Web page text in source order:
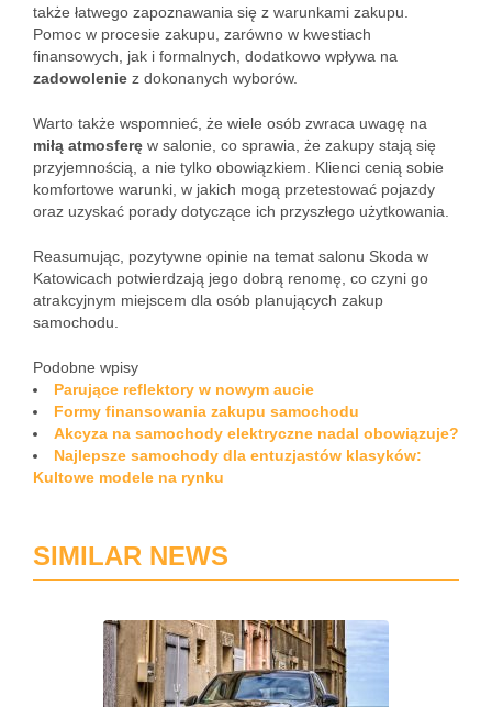
także łatwego zapoznawania się z warunkami zakupu.
Pomoc w procesie zakupu, zarówno w kwestiach
finansowych, jak i formalnych, dodatkowo wpływa na
zadowolenie z dokonanych wyborów.
Warto także wspomnieć, że wiele osób zwraca uwagę na
miłą atmosferę w salonie, co sprawia, że zakupy stają się
przyjemnością, a nie tylko obowiązkiem. Klienci cenią sobie
komfortowe warunki, w jakich mogą przetestować pojazdy
oraz uzyskać porady dotyczące ich przyszłego użytkowania.
Reasumując, pozytywne opinie na temat salonu Skoda w
Katowicach potwierdzają jego dobrą renomę, co czyni go
atrakcyjnym miejscem dla osób planujących zakup
samochodu.
Podobne wpisy
Parujące reflektory w nowym aucie
Formy finansowania zakupu samochodu
Akcyza na samochody elektryczne nadal obowiązuje?
Najlepsze samochody dla entuzjastów klasyków:
Kultowe modele na rynku
SIMILAR NEWS